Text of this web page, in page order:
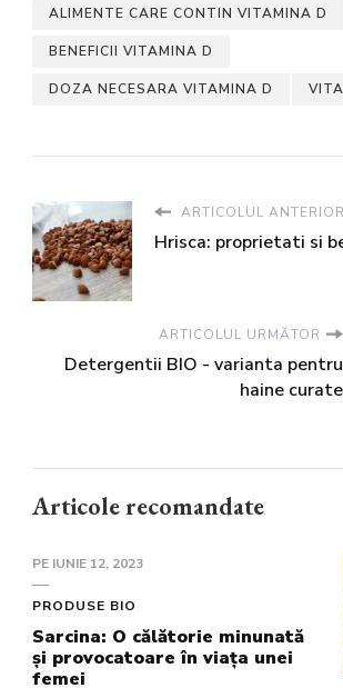
ALIMENTE CARE CONTIN VITAMINA D
BENEFICII VITAMINA D
DOZA NECESARA VITAMINA D
ARTICOLUL ANTERIOR
Hrisca: proprietati si
ARTICOLUL URMĂTOR
Detergentii BIO - varianta pentru
haine curate
Articole recomandate
PE IUNIE 12, 2023
PRODUSE BIO
Sarcina: O călătorie minunată
și provocatoare în viața unei
femei